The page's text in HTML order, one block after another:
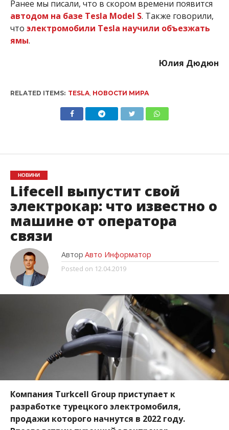
Ранее мы писали, что в скором времени появится
автодом на базе Tesla Model S. Также говорили,
что электромобили Tesla научили объезжать
ямы.
Юлия Дюдюн
RELATED ITEMS: TESLA, НОВОСТИ МИРА
НОВИНИ
Lifecell выпустит свой
электрокар: что известно о
машине от оператора
связи
Автор Авто Информатор
Posted on 12.04.2019
Компания Turkcell Group приступает к
разработке турецкого электромобиля,
продажи которого начнутся в 2022 году.